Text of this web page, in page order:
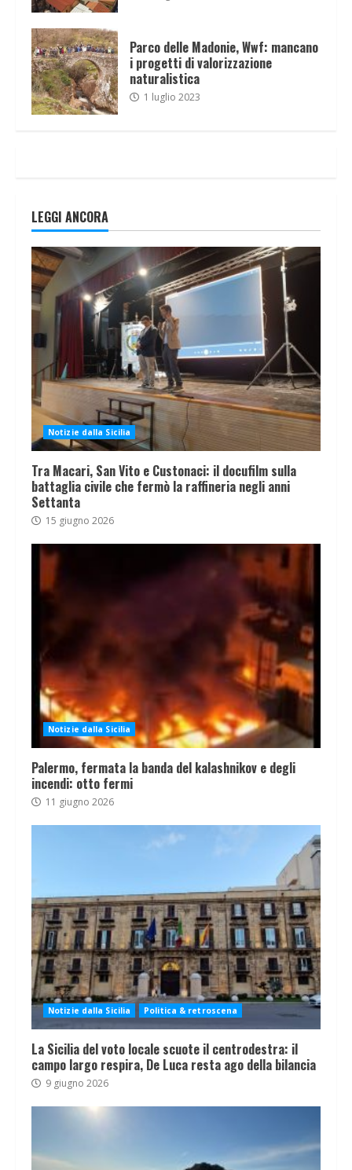
Parco delle Madonie, Wwf: mancano
i progetti di valorizzazione
naturalistica
1 luglio 2023
LEGGI ANCORA
Notizie dalla Sicilia
Tra Macari, San Vito e Custonaci: il docufilm sulla
battaglia civile che fermò la raffineria negli anni
Settanta
15 giugno 2026
Notizie dalla Sicilia
Palermo, fermata la banda del kalashnikov e degli
incendi: otto fermi
11 giugno 2026
Notizie dalla Sicilia Politica & retroscena
La Sicilia del voto locale scuote il centrodestra: il
campo largo respira, De Luca resta ago della bilancia
9 giugno 2026